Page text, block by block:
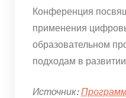
Конференция
применения
образовательном
подходам в
Источник: